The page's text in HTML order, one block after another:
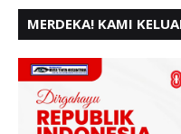
MERDEKA! KAMI
- 80,